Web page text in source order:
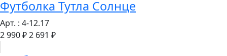
Футболка Тутла Солнце
Арт. : 4-12.17
2 990 ₽2 691 ₽